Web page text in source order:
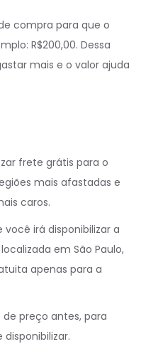
compra para que o
R$200,00. Dessa
mais e o valor ajuda
frete grátis para o
mais afastadas e
caros.
você irá disponibilizar a
em São Paulo,
apenas para a
preço antes, para